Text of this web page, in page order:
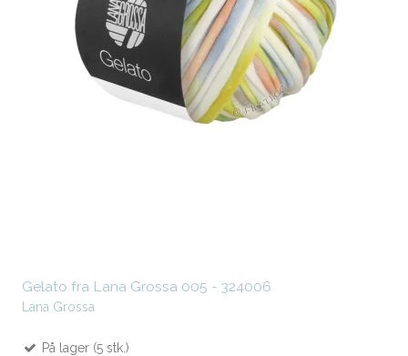
Gelato fra Lana Grossa 005 - 324006
Lana Grossa
På lager (5 stk.)